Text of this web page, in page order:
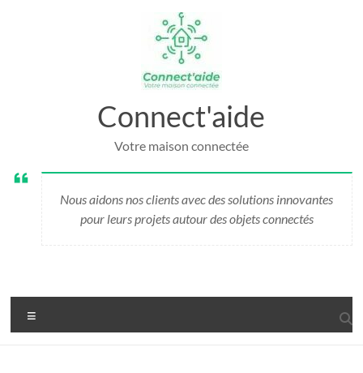
Connect'aide
Votre maison connectée
Nous aidons nos clients avec des solutions innovantes
pour leurs projets autour des objets connectés